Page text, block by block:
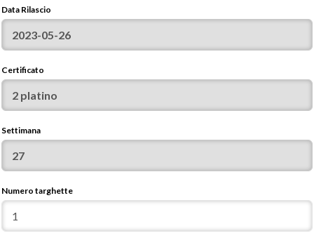
Data Rilascio
Certificato
Settimana
Numero targhette